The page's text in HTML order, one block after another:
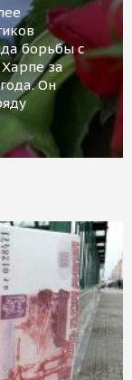
борьбы с
за
Он